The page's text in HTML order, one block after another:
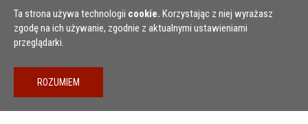
Przejdź do treści
Ta strona używa technologii cookie. Korzystając z niej wyrażasz
zgodę na ich używanie, zgodnie z aktualnymi ustawieniami
przeglądarki.